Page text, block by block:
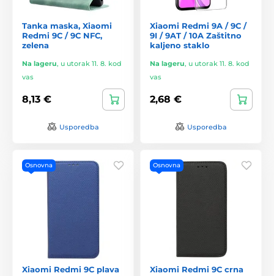
Tanka maska, Xiaomi
Redmi 9C / 9C NFC,
zelena
Na lageru, u utorak 11. 8. kod
vas
8,13 €
Usporedba
Xiaomi Redmi 9A / 9C /
9I / 9AT / 10A Zaštitno
kaljeno staklo
Na lageru, u utorak 11. 8. kod
vas
2,68 €
Usporedba
Osnovna
Xiaomi Redmi 9C plava
Osnovna
Xiaomi Redmi 9C crna